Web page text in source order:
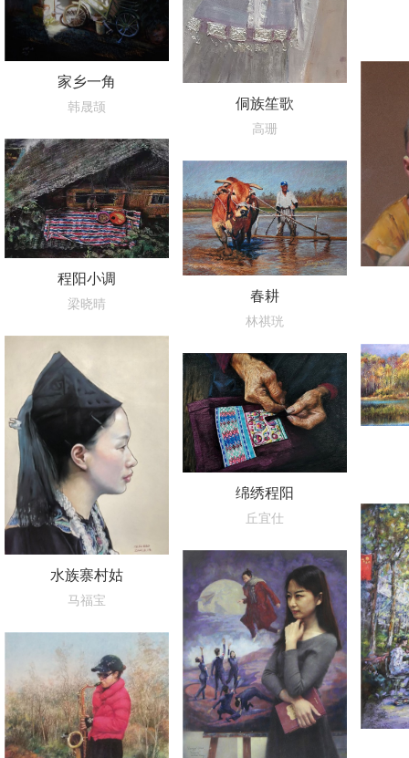
侗族笙歌
高珊
家乡一角
韩晟颉
程阳小调
梁晓晴 春耕
林祺珖
水族寨村姑
马福宝
绵绣程阳
丘宜仕